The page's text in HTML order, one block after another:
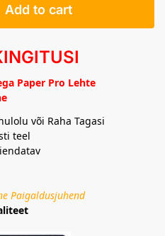
Add to cart
Paper Pro Lehte
või Raha Tagasi
teel
Paigaldusjuhend